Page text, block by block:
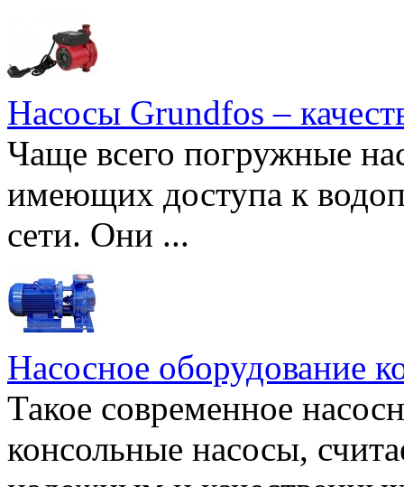
Насосы Grundfos –
Чаще всего погружные
имеющих доступа к
сети. Они ...
Насосное оборудование
Такое современное
консольные насосы,